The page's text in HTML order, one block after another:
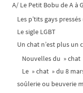
A/ Le Petit Bobu de A à
Les p’tits gays
Le sigle LGBT
Un chat n’est plus un
Nouvelles du » chat
Le » chat » du 8
soûlerie ou beuverie